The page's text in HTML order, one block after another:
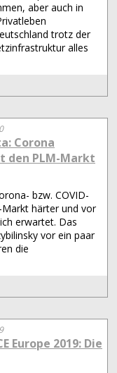
aber auch in
trotz der
alles
Corona
den PLM-Markt
bzw. COVID-
härter und vor
erwartet. Das
vor ein paar
die
Europe 2019: Die